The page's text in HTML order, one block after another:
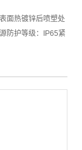
面热镀锌后喷塑处
防护等级：IP65紧
元素。产品特点：